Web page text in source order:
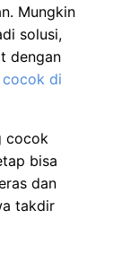
Mungkin
solusi,
dengan
cocok di
cocok
bisa
dan
takdir